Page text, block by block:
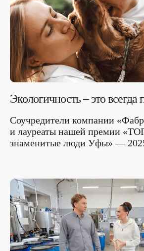
Экологичность – это всегда
Соучредители компании
и лауреаты нашей премии
знаменитые люди Уфы» —
Лицо
Тело
Гейзеры
Волосы
Почта: ceo@fabrik.team
Адрес: 450051, Россия, г. Уфа,
ул. Бирский тракт 1, корп.1
Телефон: 8 (800) 350-89-86
Ванна
Производство
Контрактное
производство
О нас
Политика конфиденциальности
Я даюсогласиена рекламную и информационную рассылку
Подписаться